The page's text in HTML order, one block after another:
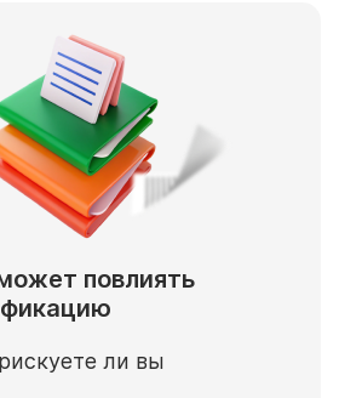
повлиять
ли вы